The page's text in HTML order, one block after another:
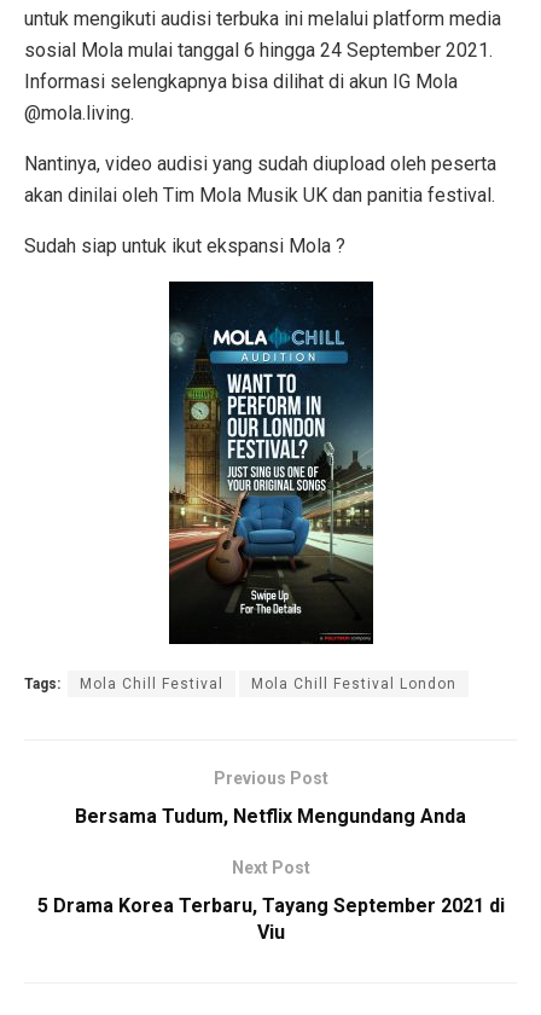
untuk mengikuti audisi terbuka ini melalui platform media
sosial Mola mulai tanggal 6 hingga 24 September 2021.
Informasi selengkapnya bisa dilihat di akun IG Mola
@mola.living.
Nantinya, video audisi yang sudah diupload oleh peserta
akan dinilai oleh Tim Mola Musik UK dan panitia festival.
Sudah siap untuk ikut ekspansi Mola ?
Tags: Mola Chill Festival Mola Chill Festival London
Previous Post
Bersama Tudum, Netflix Mengundang Anda
Next Post
5 Drama Korea Terbaru, Tayang September 2021 di
Viu